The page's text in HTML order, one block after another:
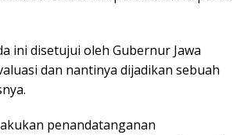
ini disetujui oleh Gubernur Jawa
dan nantinya dijadikan sebuah
penandatanganan